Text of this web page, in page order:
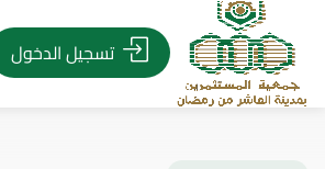
تسجيل الدخول